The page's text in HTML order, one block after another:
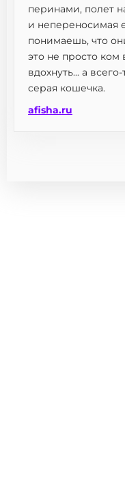
перинами, полет
и непереносимая
понимаешь, что
это не просто ком
вдохнуть... а
серая кошечка.
afisha.ru